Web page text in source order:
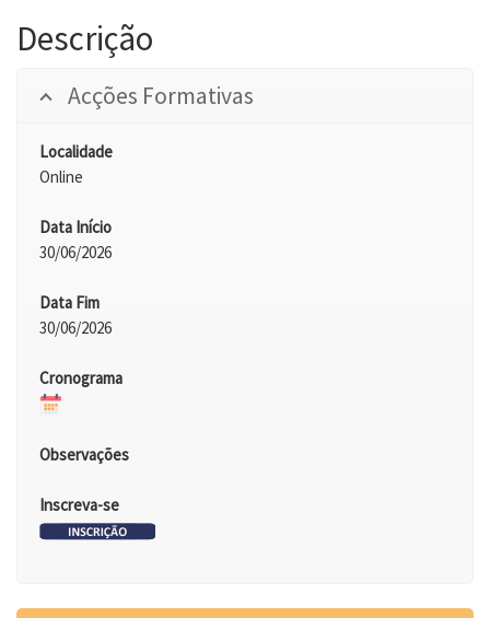
Descrição
Acções Formativas
Localidade
Online
Data Início
30/06/2026
Data Fim
30/06/2026
Cronograma
Observações
Inscreva-se